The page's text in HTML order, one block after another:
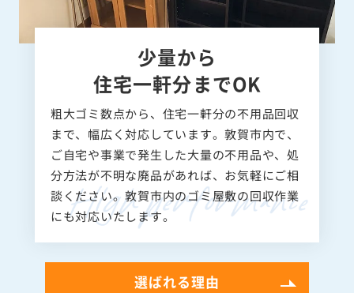
少量から
住宅一軒分までOK
粗大ゴミ数点から、住宅一軒分の不用品回収
まで、幅広く対応しています。敦賀市内で、
ご自宅や事業で発生した大量の不用品や、処
分方法が不明な廃品があれば、お気軽にご相
談ください。敦賀市内のゴミ屋敷の回収作業
にも対応いたします。
選ばれる理由